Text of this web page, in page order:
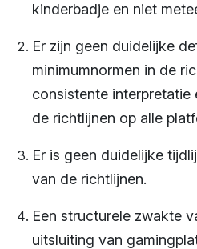
kinderbadje en niet
Er zijn geen duidelijke
minimumnormen in de
consistente interpretatie
de richtlijnen op alle
Er is geen duidelijke
van de richtlijnen.
Een structurele zwakte
uitsluiting van